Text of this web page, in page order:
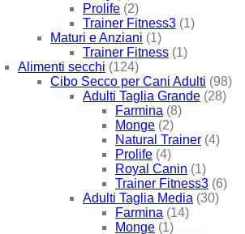
Prolife (2)
Trainer Fitness3 (1)
Maturi e Anziani (1)
Trainer Fitness (1)
Alimenti secchi (124)
Cibo Secco per Cani Adulti (98)
Adulti Taglia Grande (28)
Farmina (8)
Monge (2)
Natural Trainer (4)
Prolife (4)
Royal Canin (1)
Trainer Fitness3 (6)
Adulti Taglia Media (30)
Farmina (14)
Monge (1)